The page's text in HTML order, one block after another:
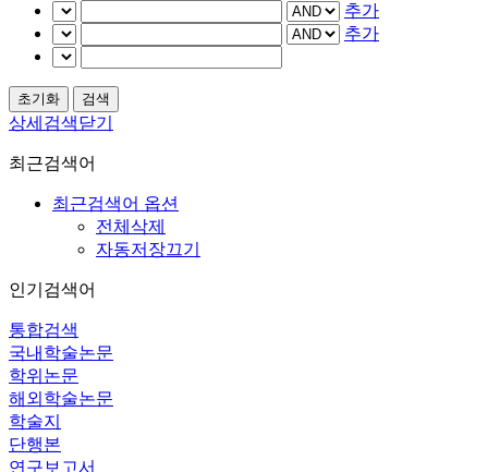
추가
추가
상세검색닫기
최근검색어
최근검색어 옵션
전체삭제
자동저장끄기
인기검색어
통합검색
국내학술논문
학위논문
해외학술논문
학술지
단행본
연구보고서